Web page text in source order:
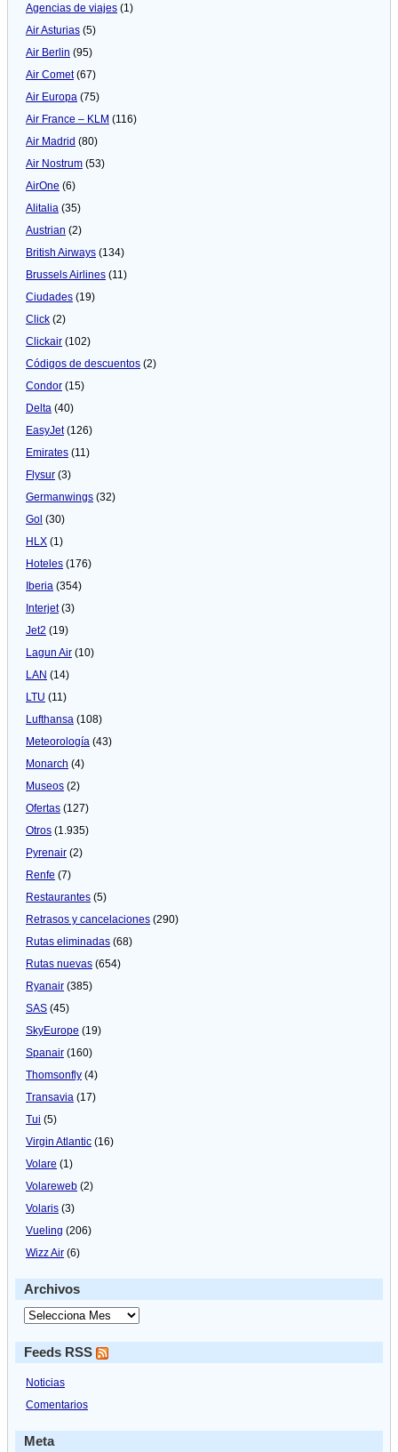
Agencias de viajes (1)
Air Asturias (5)
Air Berlin (95)
Air Comet(67)
Air Europa (75)
Air France – KLM (116)
Air Madrid (80)
Air Nostrum (53)
AirOne (6)
Alitalia (35)
Austrian (2)
British Airways (134)
Brussels Airlines (11)
Ciudades (19)
Click (2)
Clickair (102)
Códigos de descuentos (2)
Condor (15)
Delta (40)
EasyJet(126)
Emirates (11)
Flysur (3)
Germanwings (32)
Gol (30)
HLX (1)
Hoteles (176)
Iberia (354)
Interjet(3)
Jet2 (19)
Lagun Air (10)
LAN (14)
LTU (11)
Lufthansa (108)
Meteorologí­a (43)
Monarch (4)
Museos (2)
Ofertas (127)
Otros (1.935)
Pyrenair (2)
Renfe (7)
Restaurantes (5)
Retrasos y cancelaciones (290)
Rutas eliminadas (68)
Rutas nuevas (654)
Ryanair (385)
SAS (45)
SkyEurope (19)
Spanair (160)
Thomsonfly (4)
Transavia (17)
Tui (5)
Virgin Atlantic (16)
Volare (1)
Volareweb (2)
Volaris (3)
Vueling (206)
Wizz Air (6)
Archivos
Feeds RSS
Noticias
Comentarios
Meta